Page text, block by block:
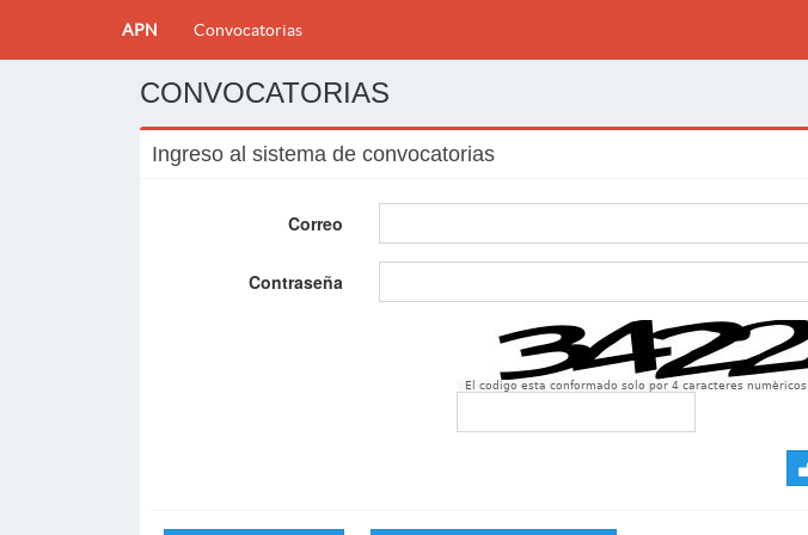
APN Convocatorias
CONVOCATORIAS
Ingreso al sistema de convocatorias
Correo
Contraseña
El codigo esta conformado solo por 4 caracteres numèricos